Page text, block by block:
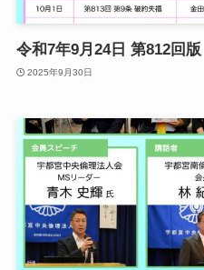
令和7年9月24日 第812回版
2025年9月30日